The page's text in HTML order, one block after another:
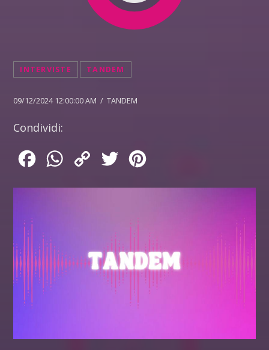
INTERVISTE TANDEM
09/12/2024 12:00:00 AM / TANDEM
Condividi:
FacebookWhatsApp
Copy
Twitter